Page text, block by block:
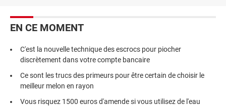
EN CE MOMENT
C'est la nouvelle technique des escrocs pour piocher
discrètement dans votre compte bancaire
Ce sont les trucs des primeurs pour être certain de choisir le
meilleur melon en rayon
Vous risquez 1500 euros d'amende si vous utilisez de l'eau